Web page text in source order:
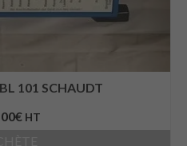
101 SCHAUDT
€ HT